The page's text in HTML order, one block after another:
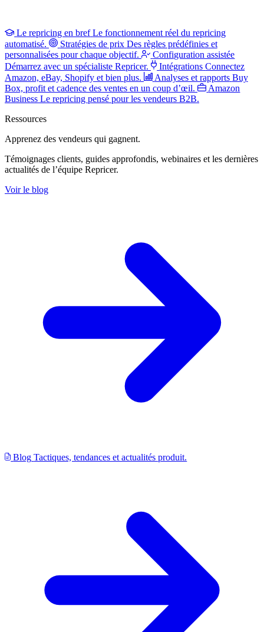
Le repricing en bref Le fonctionnement réel du repricing
automatisé.
Stratégies de prix Des règles prédéfinies et
personnalisées pour chaque objectif.
Configuration assistée
Démarrez avec un spécialiste Repricer.
Intégrations Connectez
Amazon, eBay, Shopify et bien plus.
Analyses et rapports Buy
Box, profit et cadence des ventes en un coup d’œil.
Amazon
Business Le repricing pensé pour les vendeurs B2B.
Ressources
Apprenez des vendeurs qui gagnent.
Témoignages clients, guides approfondis, webinaires et les dernières
actualités de l’équipe Repricer.
Voir le blog
Blog Tactiques, tendances et actualités produit.